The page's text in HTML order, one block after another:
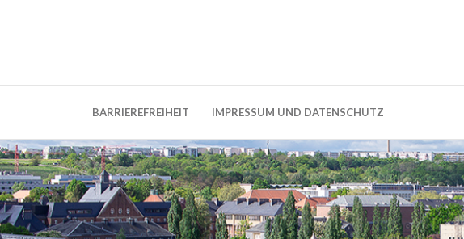
BARRIEREFREIHEIT IMPRESSUM UND DATENSCHUTZ